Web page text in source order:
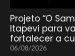
Projeto “O
Itapevi para
fortalecer a
06/08/2026